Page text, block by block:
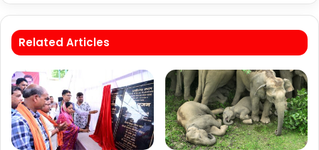
Related Articles